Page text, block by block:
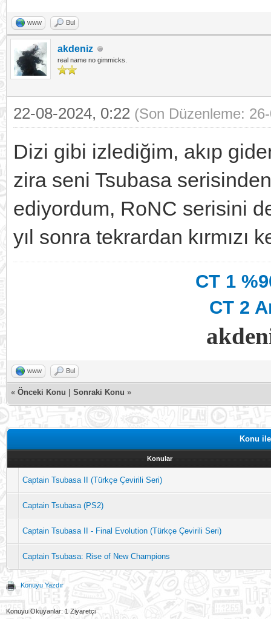
www Bul
akdeniz
real name no gimmicks.
22-08-2024, 0:22 (Son Düzenleme:
Dizi gibi izlediğim, akıp
zira seni Tsubasa
ediyordum, RoNC serisini
yıl sonra tekrardan
CT 1
CT 2
www Bul
« Önceki Konu Sonraki Konu »
Konu
Konular
Captain Tsubasa II (Türkçe Çevirili Seri)
Captain Tsubasa (PS2)
Captain Tsubasa II - Final Evolution (Türkçe Çevirili Seri)
Captain Tsubasa: Rise of New Champions
Konuyu Yazdır
Konuyu Okuyanlar: 1 Ziyaretçi